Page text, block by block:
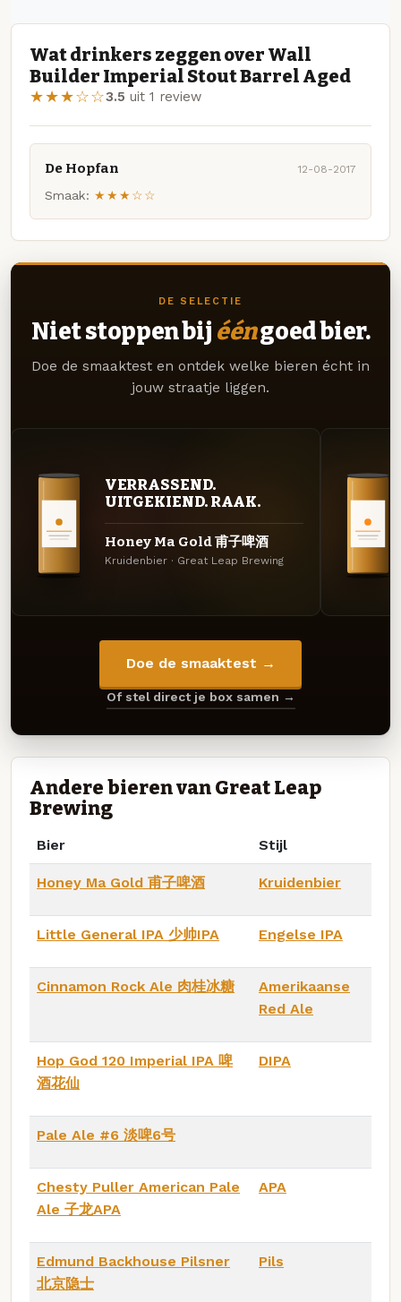
Wat drinkers zeggen over Wall
Builder Imperial Stout Barrel Aged
★★★☆☆3.5 uit 1 review
De Hopfan 12-08-2017
Smaak: ★★★☆☆
DE SELECTIE
Niet stoppen bij ééngoed bier.
Doe de smaaktest en ontdek welke bieren écht in
jouw straatje liggen.
VERRASSEND.
UITGEKIEND. RAAK.
Honey Ma Gold 甫子啤酒
Kruidenbier · Great Leap Brewing
Doe de smaaktest →
Of stel direct je box samen →
Andere bieren van Great Leap
Brewing
Bier Stijl
Honey Ma Gold 甫子啤酒 Kruidenbier
Little General IPA 少帅IPA Engelse IPA
Cinnamon Rock Ale 肉桂冰糖
Amerikaanse
Red Ale
Hop God 120 Imperial IPA 啤
酒花仙
DIPA
Pale Ale #6 淡啤6号
Chesty Puller American Pale
Ale 子龙APA
APA
Edmund Backhouse Pilsner
北京隐士
Pils